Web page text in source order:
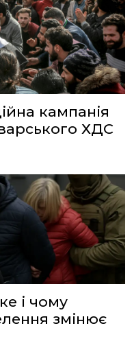
кампанія
ХДС
і чому
змінює